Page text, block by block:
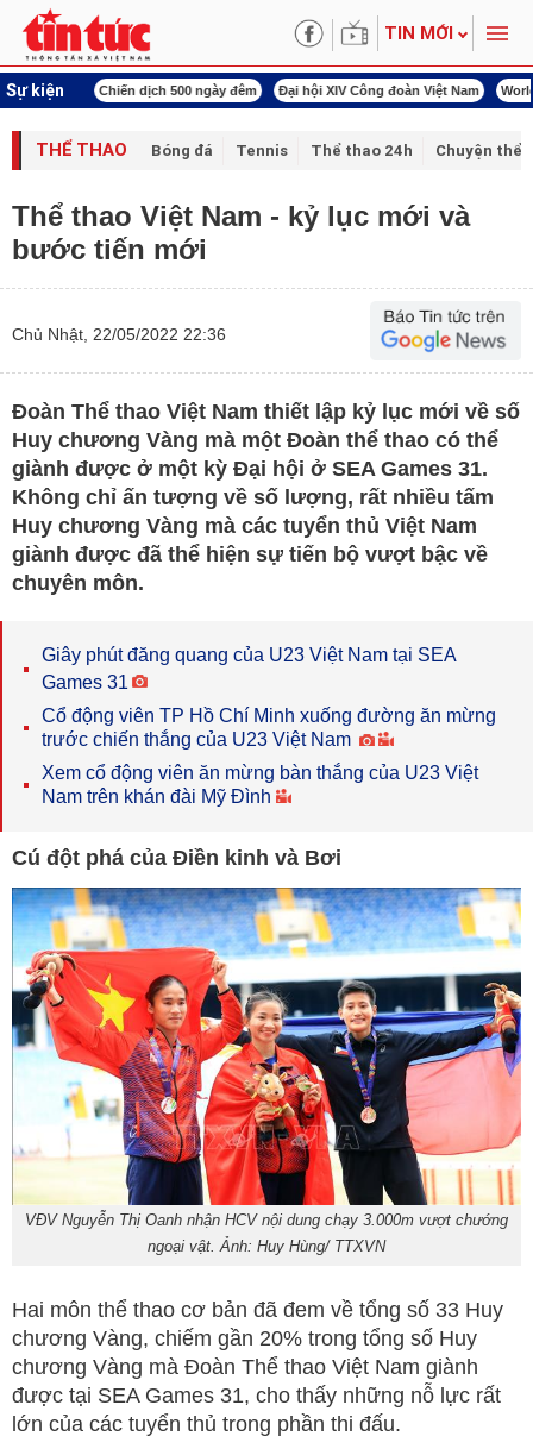
TIN MỚI
Sự kiện
mạng Chiến dịch 500 ngày đêm Đại hội XIV Công đoàn Việt Nam
THỂ THAO Bóng đá Tennis Thể thao 24h Chuyện thể
Thể thao Việt Nam - kỷ lục mới và
bước tiến mới
Chủ Nhật, 22/05/2022 22:36
Đoàn Thể thao Việt Nam thiết lập kỷ lục mới về số
Huy chương Vàng mà một Đoàn thể thao có thể
giành được ở một kỳ Đại hội ở SEA Games 31.
Không chỉ ấn tượng về số lượng, rất nhiều tấm
Huy chương Vàng mà các tuyển thủ Việt Nam
giành được đã thể hiện sự tiến bộ vượt bậc về
chuyên môn.
Giây phút đăng quang của U23 Việt Nam tại SEA
Games 31
Cổ động viên TP Hồ Chí Minh xuống đường ăn mừng
trước chiến thắng của U23 Việt Nam
Xem cổ động viên ăn mừng bàn thắng của U23 Việt
Nam trên khán đài Mỹ Đình
Cú đột phá của Điền kinh và Bơi
VĐV Nguyễn Thị Oanh nhận HCV nội dung chạy 3.000m vượt chướng
ngoại vật. Ảnh: Huy Hùng/ TTXVN
Hai môn thể thao cơ bản đã đem về tổng số 33 Huy
chương Vàng, chiếm gần 20% trong tổng số Huy
chương Vàng mà Đoàn Thể thao Việt Nam giành
được tại SEA Games 31, cho thấy những nỗ lực rất
lớn của các tuyển thủ trong phần thi đấu.